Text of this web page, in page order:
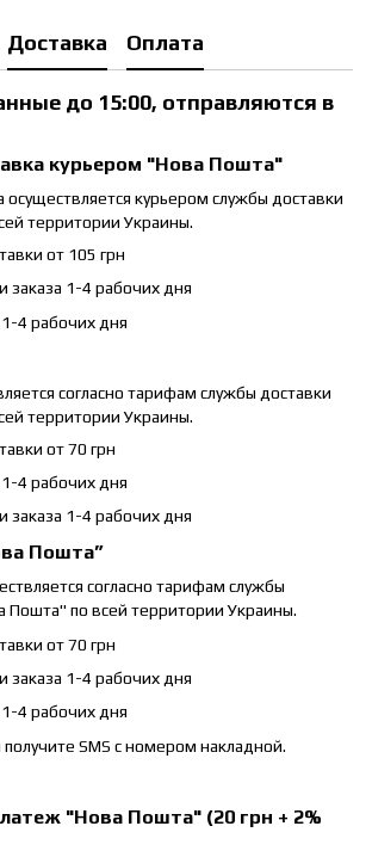
Доставка Оплата
до 15:00, отправляются в
курьером "Нова Пошта"
осуществляется курьером службы доставки
территории Украины.
от 105 грн
заказа 1-4 рабочих дня
4 рабочих дня
согласно тарифам службы доставки
территории Украины.
от 70 грн
4 рабочих дня
заказа 1-4 рабочих дня
Пошта”
согласно тарифам службы
Пошта" по всей территории Украины.
от 70 грн
заказа 1-4 рабочих дня
4 рабочих дня
SMS с номером накладной.
"Нова Пошта" (20 грн + 2%